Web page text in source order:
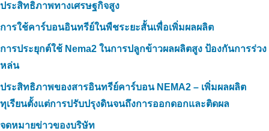
ประสิทธิภาพทางเศรษฐกิจสูง
การใช้คาร์บอนอินทรีย์ในพืชระยะสั้นเพื่อเพิ่มผลผลิต
การประยุกต์ใช้ Nema2 ในการปลูกข้าวผลผลิตสูง ป้องกันการร่วง
หล่น
ประสิทธิภาพของสารอินทรีย์คาร์บอน NEMA2 – เพิ่มผลผลิต
ทุเรียนตั้งแต่การปรับปรุงดินจนถึงการออกดอกและติดผล
จดหมายข่าวของบริษัท